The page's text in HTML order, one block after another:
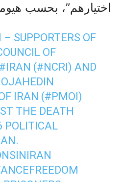
اختيارهم”، بحسب
– SUPPORTERS OF
OF
#IRAN (#NCRI ) AND
IRAN (#PMOI )
THE DEATH
POLITICAL